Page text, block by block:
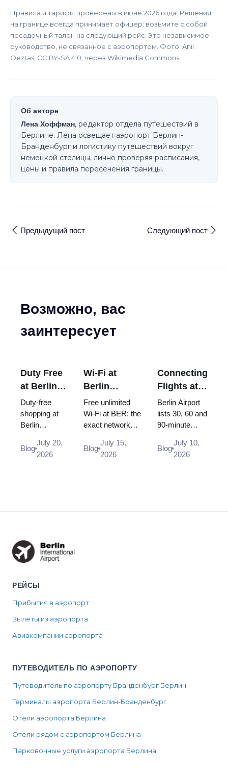
Правила и тарифы проверены в июне 2026 года. Решения
на границе всегда принимает офицер; возьмите с собой
посадочный талон на следующий рейс. Это независимое
руководство, не связанное с аэропортом. Фото: Anil
Oeztas, CC BY-SA 4.0, через Wikimedia Commons.
Об авторе
Лена Хоффман, редактор отдела путешествий в
Берлине. Лена освещает аэропорт Берлин-
Бранденбург и логистику путешествий вокруг
немецкой столицы, лично проверяя расписания,
цены и правила пересечения границы.
Предыдущий пост Следующий пост
Возможно, вас
заинтересует
Duty Free
at Berlin
Airport
(BER):
Shops,
Locations
& Rules
Duty-free
shopping at
Berlin
Airport (BER):
Heinemann
Blog
July 20,
2026
Wi-Fi at
Berlin
Brandenburg
Airport
(BER): Free,
Unlimited
and How to
Free unlimited
Wi-Fi at BER: the
exact network
in, where the
desks and power
Blog
July 15,
2026
Connecting
Flights at
Berlin
Airport
(BER):
Minimum
Connection
Berlin Airport
lists 30, 60 and
90-minute
connection
times, but BER
Blog
July 10,
2026
РЕЙСЫ
Прибытия в аэропорт
Вылеты из аэропорта
Авиакомпании аэропорта
ПУТЕВОДИТЕЛЬ ПО АЭРОПОРТУ
Путеводитель по аэропорту Бранденбург Берлин
Терминалы аэропорта Берлин-Бранденбург
Отели аэропорта Берлина
Отели рядом с аэропортом Берлина
Парковочные услуги аэропорта Берлина